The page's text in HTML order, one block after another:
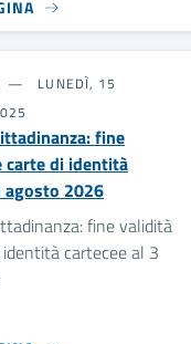
LUNEDÌ, 15
fine
carte di identità
agosto 2026
fine validità
cartecee al 3